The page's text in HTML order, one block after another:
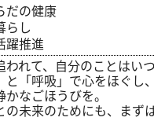
だの健康
らし
躍推進
われて、自分のことはい
と「呼吸」で心をほぐ
なごほうびを。
の未来のためにも、まず